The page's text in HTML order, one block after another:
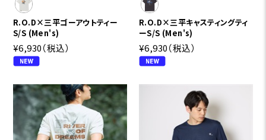
R.O.D×三平ゴーアウトティー
S/S (Men's)
¥6,930（税込）
R.O.D×三平キャスティングティ
ーS/S (Men's)
¥6,930（税込）